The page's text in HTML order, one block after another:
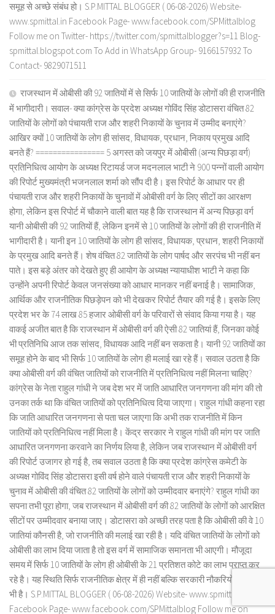
समूह से अच्छे संबंध हो। S.P.MITTAL BLOGGER ( 06-08-2026) Website-
www.spmittal.in Facebook Page- www.facebook.com/SPMittalblog
Follow me on Twitter- https://twitter.com/spmittalblogger?s=11 Blog-
spmittal.blogspot.com To Add in WhatsApp Group- 9166157932 To
Contact- 9829071511
राजस्थान में ओबीसी की 92 जातियों में से सिर्फ 10 जातियों के लोगों की ही राजनीति
में भागीदारी। सवाल- क्या कांग्रेस के प्रदेश अध्यक्ष गोविंद सिंह डोटासरा वंचित 82
जातियों के लोगों को पंचायती राज और शहरी निकायों के चुनाव में उम्मीद बनाएंगे?
आखिर क्यों 10 जातियों के लोग ही सांसद, विधायक, प्रधान, निकाय प्रमुख आदि
बनते हैं? ================ 5 अगस्त को जयपुर में ओबीसी (अन्य पिछड़ा वर्ग)
प्रतिनिधित्व आयोग के अध्यक्ष रिटायर्ड जज मदनलाल भाटी ने 900 पन्नों वाली आयोग
की रिपोर्ट मुख्यमंत्री भजनलाल शर्मा को सौंप दी है। इस रिपोर्ट के आधार पर ही
पंचायती राज और शहरी निकायों के चुनावों में ओबीसी वर्ग के लिए सीटों का आरक्षण
होगा, लेकिन इस रिपोर्ट में चौकाने वाली बात यह है कि राजस्थान में अन्य पिछड़ा वर्ग
यानी ओबीसी की 92 जातियों हैं, लेकिन इनमें से 10 जातियों के लोगों की ही राजनीति में
भागीदारी है। यानी इन 10 जातियों के लोग ही सांसद, विधायक, प्रधान, शहरी निकायों
के प्रमुख आदि बनते हैं। शेष वंचित 82 जातियों के लोग पार्षद और सरपंच भी नहीं बन
पाते। इस बड़े अंतर को देखते हुए ही आयोग के अध्यक्ष न्यायाधीश भाटी ने कहा कि
उन्होंने अपनी रिपोर्ट केवल जनसंख्या को आधार मानकर नहीं बनाई है। सामाजिक,
आर्थिक और राजनीतिक पिछड़ेपन को भी देखकर रिपोर्ट तैयार की गई है। इसके लिए
प्रदेश भर के 74 लाख 85 हजार ओबीसी वर्ग के परिवारों से संवाद किया गया है। यह
वाकई अजीत बात है कि राजस्थान में ओबीसी वर्ग की ऐसी 82 जातियां हैं, जिनका कोई
भी प्रतिनिधि आज तक सांसद, विधायक आदि नहीं बन सकता है। यानी 92 जातियों का
समूह होने के बाद भी सिर्फ 10 जातियों के लोग ही मलाई खा रहे हैं। सवाल उठता है कि
क्या ओबीसी वर्ग की वंचित जातियों को राजनीति में प्रतिनिधित्व नहीं मिलना चाहिए?
कांग्रेस के नेता राहुल गांधी ने जब देश भर में जाति आधारित जनगणना की मांग की तो
उनका तर्क था कि वंचित जातियों को प्रतिनिधित्व दिया जाएगा। राहुल गांधी कहना रहा
कि जाति आधारित जनगणना से पता चल जाएगा कि अभी तक राजनीति में किन
जातियों को प्रतिनिधित्व नहीं मिला है। केंद्र सरकार ने राहुल गांधी की मांग पर जाति
आधारित जनगणना करवाने का निर्णय लिया है, लेकिन जब राजस्थान में ओबीसी वर्ग
की रिपोर्ट उजागर हो गई है, तब सवाल उठता है कि क्या प्रदेश कांग्रेस कमेटी के
अध्यक्ष गोविंद सिंह डोटासरा इसी वर्ष होने वाले पंचायती राज और शहरी निकायों के
चुनाव में ओबीसी की वंचित 82 जातियों के लोगों को उम्मीदवार बनाएंगे? राहुल गांधी का
सपना तभी पूरा होगा, जब राजस्थान में ओबीसी वर्ग की 82 जातियों के लोगों को आरक्षित
सीटों पर उम्मीदवार बनाया जाए। डोटासरा को अच्छी तरह पता है कि ओबीसी की वे 10
जातियां कौनसी है, जो राजनीति की मलाई खा रही है। यदि वंचित जातियों के लोगों को
ओबीसी का लाभ दिया जाता है तो इस वर्ग में सामाजिक समानता भी आएगी। मौजूदा
समय में सिर्फ 10 जातियों के लोग ही ओबीसी के 21 प्रतिशत कोटे का लाभ प्राप्त कर
रहे है। यह स्थिति सिर्फ राजनीतिक क्षेत्र में ही नहीं बल्कि सरकारी नौकरियों के क्षेत्र में
भी है। S.P.MITTAL BLOGGER ( 06-08-2026) Website- www.spmittal.in
Facebook Page- www.facebook.com/SPMittalblog Follow me on